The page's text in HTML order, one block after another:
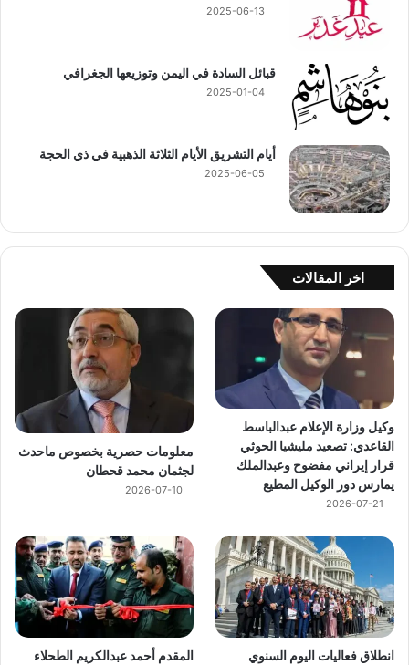
2025-06-13
قبائل السادة في اليمن وتوزيعها الجغرافي
2025-01-04
أيام التشريق الأيام الثلاثة الذهبية في ذي الحجة
2025-06-05
اخر المقالات
وكيل وزارة الإعلام عبدالباسط
القاعدي: تصعيد مليشيا الحوثي
قرار إيراني مفضوح وعبدالملك
يمارس دور الوكيل المطيع
2026-07-21
معلومات حصرية بخصوص ماحدث
لجثمان محمد قحطان
2026-07-10
انطلاق فعاليات اليوم السنوي
المقدم أحمد عبدالكريم الطحلاء